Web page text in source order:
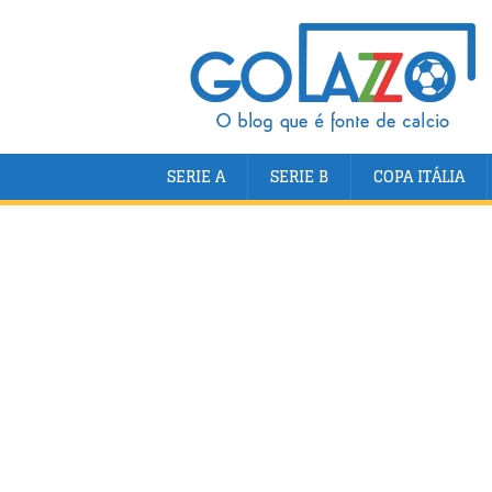
SERIE A SERIE B COPA ITÁLIA